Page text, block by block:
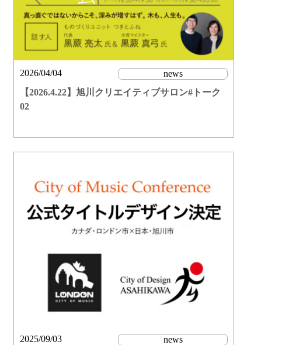
2026/04/04
news
【2026.4.22】旭川クリエイティブサロン#トーク
02
2025/09/03
news